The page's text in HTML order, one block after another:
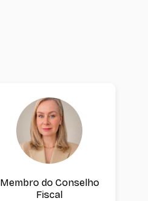
Membro do Conselho
Fiscal